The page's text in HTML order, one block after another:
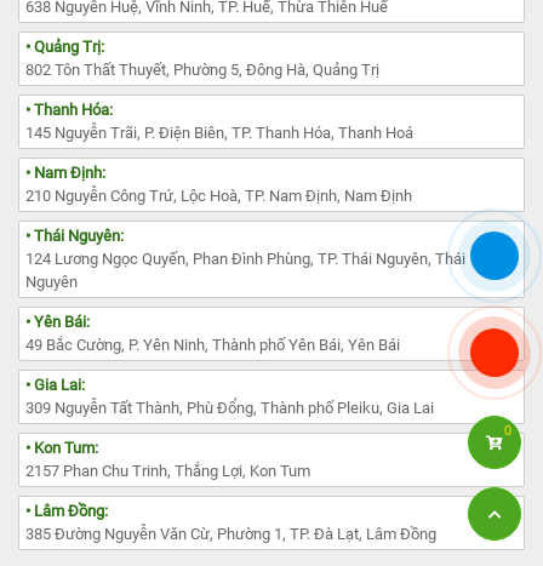
638 Nguyễn Huệ, Vĩnh Ninh, TP. Huế, Thừa Thiên Huế
• Quảng Trị:
802 Tôn Thất Thuyết, Phường 5, Đông Hà, Quảng Trị
• Thanh Hóa:
145 Nguyễn Trãi, P. Điện Biên, TP. Thanh Hóa, Thanh Hoá
• Nam Định:
210 Nguyễn Công Trứ, Lộc Hoà, TP. Nam Định, Nam Định
• Thái Nguyên:
124 Lương Ngọc Quyến, Phan Đình Phùng, TP. Thái Nguyên, Thái
Nguyên
• Yên Bái:
49 Bắc Cường, P. Yên Ninh, Thành phố Yên Bái, Yên Bái
• Gia Lai:
309 Nguyễn Tất Thành, Phù Đổng, Thành phố Pleiku, Gia Lai
• Kon Tum:
2157 Phan Chu Trinh, Thắng Lợi, Kon Tum
• Lâm Đồng:
385 Đường Nguyễn Văn Cừ, Phường 1, TP. Đà Lạt, Lâm Đồng
0